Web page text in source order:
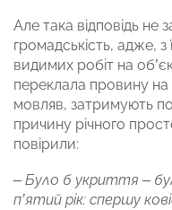
Але така відповідь не
громадськість, адже, з
видимих робіт на
переклала провину
мовляв, затримують
причину річного
повірили:
– Було б укриття –
п’ятий рік: спершу